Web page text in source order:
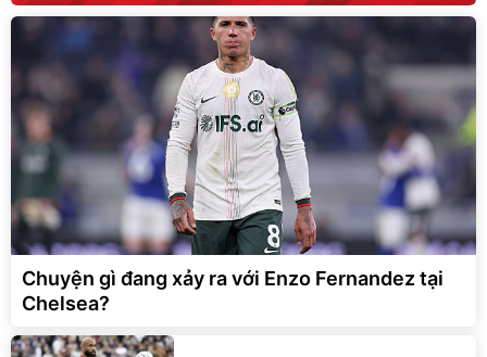
Chuyện gì đang xảy ra với Enzo Fernandez tại
Chelsea?